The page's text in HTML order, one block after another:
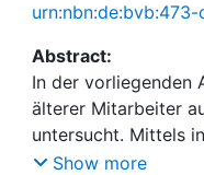
Abstract:
In der vorliegenden
älterer Mitarbeiter
untersucht. Mittels
Forschungsansätze
Show more